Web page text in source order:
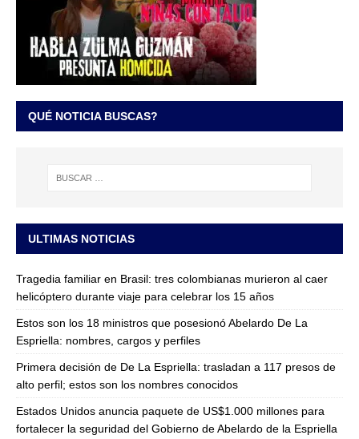
QUÉ NOTICIA BUSCAS?
ULTIMAS NOTICIAS
Tragedia familiar en Brasil: tres colombianas murieron al caer
helicóptero durante viaje para celebrar los 15 años
Estos son los 18 ministros que posesionó Abelardo De La
Espriella: nombres, cargos y perfiles
Primera decisión de De La Espriella: trasladan a 117 presos de
alto perfil; estos son los nombres conocidos
Estados Unidos anuncia paquete de US$1.000 millones para
fortalecer la seguridad del Gobierno de Abelardo de la Espriella